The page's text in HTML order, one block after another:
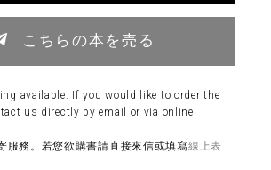
こちらの本を売る
available. If you would like to order the
us directly by email or via online
服務。若您欲購書請直接來信或填寫線上表